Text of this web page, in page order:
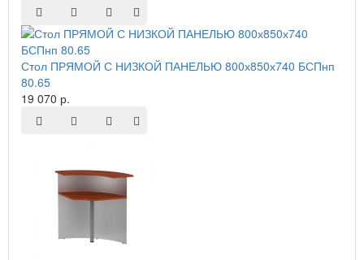
Стол ПРЯМОЙ С НИЗКОЙ ПАНЕЛЬЮ 800х850х740 БСПнп
80.65
19 070 р.